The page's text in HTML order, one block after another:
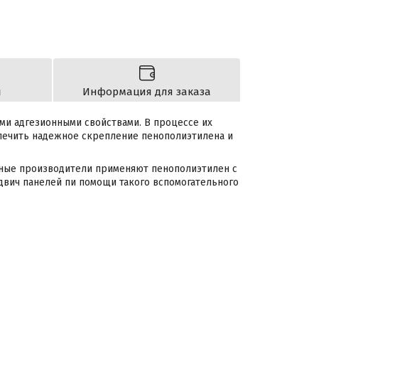
Информация для заказа
адгезионными свойствами. В процессе их
надежное скрепление пенополиэтилена и
производители применяют пенополиэтилен с
панелей пи помощи такого вспомогательного